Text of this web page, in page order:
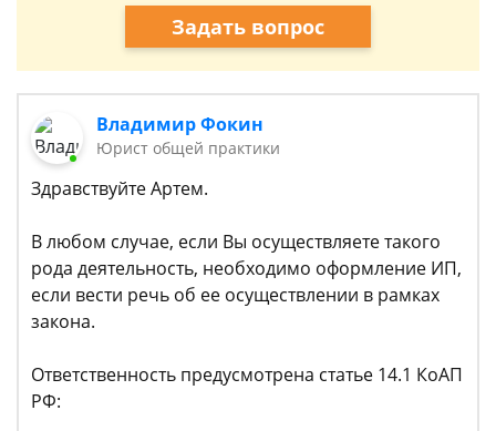
Задать вопрос
Владимир Фокин
Юрист общей практики
Здравствуйте Артем.
В любом случае, если Вы осуществляете такого
рода деятельность, необходимо оформление ИП,
если вести речь об ее осуществлении в рамках
закона.
Ответственность предусмотрена статье 14.1 КоАП
РФ: